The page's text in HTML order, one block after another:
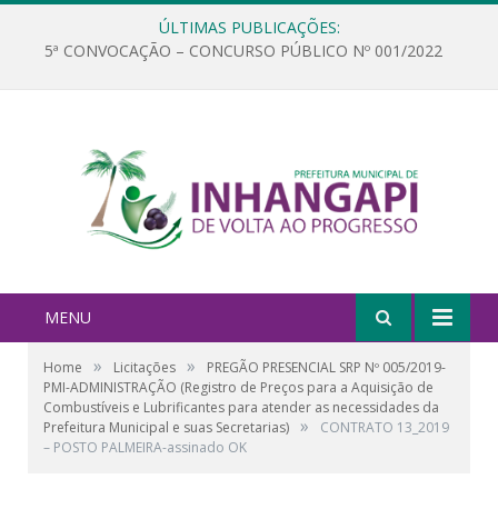
ÚLTIMAS PUBLICAÇÕES:
5ª CONVOCAÇÃO – CONCURSO PÚBLICO Nº 001/2022
MENU
Home » Licitações »
PREGÃO PRESENCIAL SRP Nº 005/2019-
PMI-ADMINISTRAÇÃO (Registro de Preços para a Aquisição de
Combustíveis e Lubrificantes para atender as necessidades da
Prefeitura Municipal e suas Secretarias) »
CONTRATO 13_2019
– POSTO PALMEIRA-assinado OK